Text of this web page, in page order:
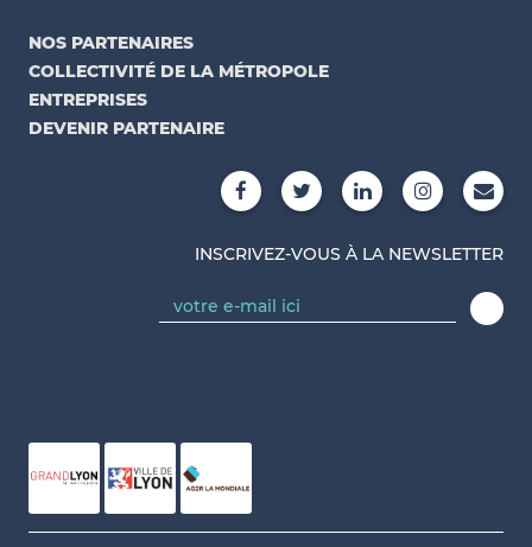
NOS PARTENAIRES
COLLECTIVITÉ DE LA MÉTROPOLE
ENTREPRISES
DEVENIR PARTENAIRE
INSCRIVEZ-VOUS À LA NEWSLETTER